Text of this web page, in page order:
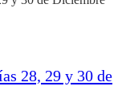
28, 29 y 30 de